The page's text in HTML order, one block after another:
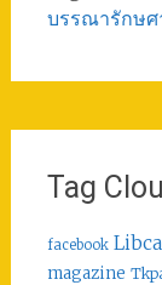
บรรณารักษศ
Tag
facebook
magazine